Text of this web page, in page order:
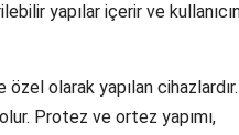
yapılar içerir ve
olarak yapılan
Protez ve ortez yapımı,